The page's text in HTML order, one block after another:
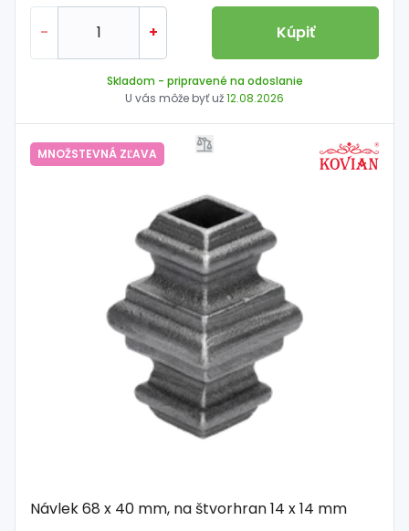
- + Kúpiť
Skladom - pripravené na odoslanie
U vás môže byť už12.08.2026
MNOŽSTEVNÁ ZĽAVA
Návlek 68 x 40 mm, na štvorhran 14 x 14 mm